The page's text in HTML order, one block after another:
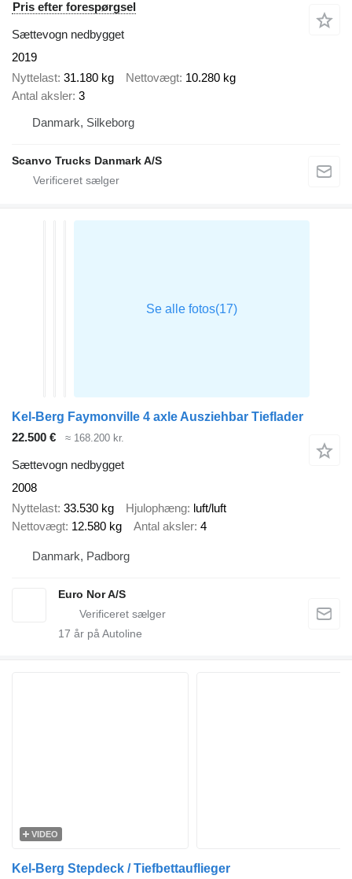
Pris efter forespørgsel
Sættevogn nedbygget
2019
Nyttelast 31.180 kg Nettovægt 10.280 kg
Antal aksler 3
Danmark, Silkeborg
Scanvo Trucks Danmark A/S
Kel-Berg Faymonville 4 axle Ausziehbar Tieflader
22.500 €
≈ 168.200 kr.
Sættevogn nedbygget
2008
Nyttelast 33.530 kg Hjulophæng luft/luft
Nettovægt 12.580 kg Antal aksler 4
Danmark, Padborg
Euro Nor A/S
17 år på Autoline
VIDEO
Kel-Berg Stepdeck / Tiefbettauflieger